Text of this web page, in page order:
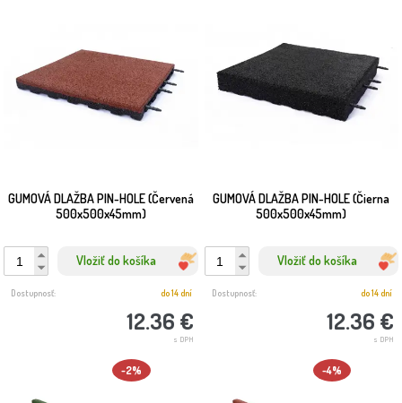
GUMOVÁ DLAŽBA PIN-HOLE (Červená
500x500x45mm)
Vložiť do košíka
12.36 €
s DPH
Dostupnosť: do 14 dní
GUMOVÁ DLAŽBA PIN-HOLE (Čierna
500x500x45mm)
Vložiť do košíka
12.36 €
s DPH
Dostupnosť: do 14 dní
-2% -4%